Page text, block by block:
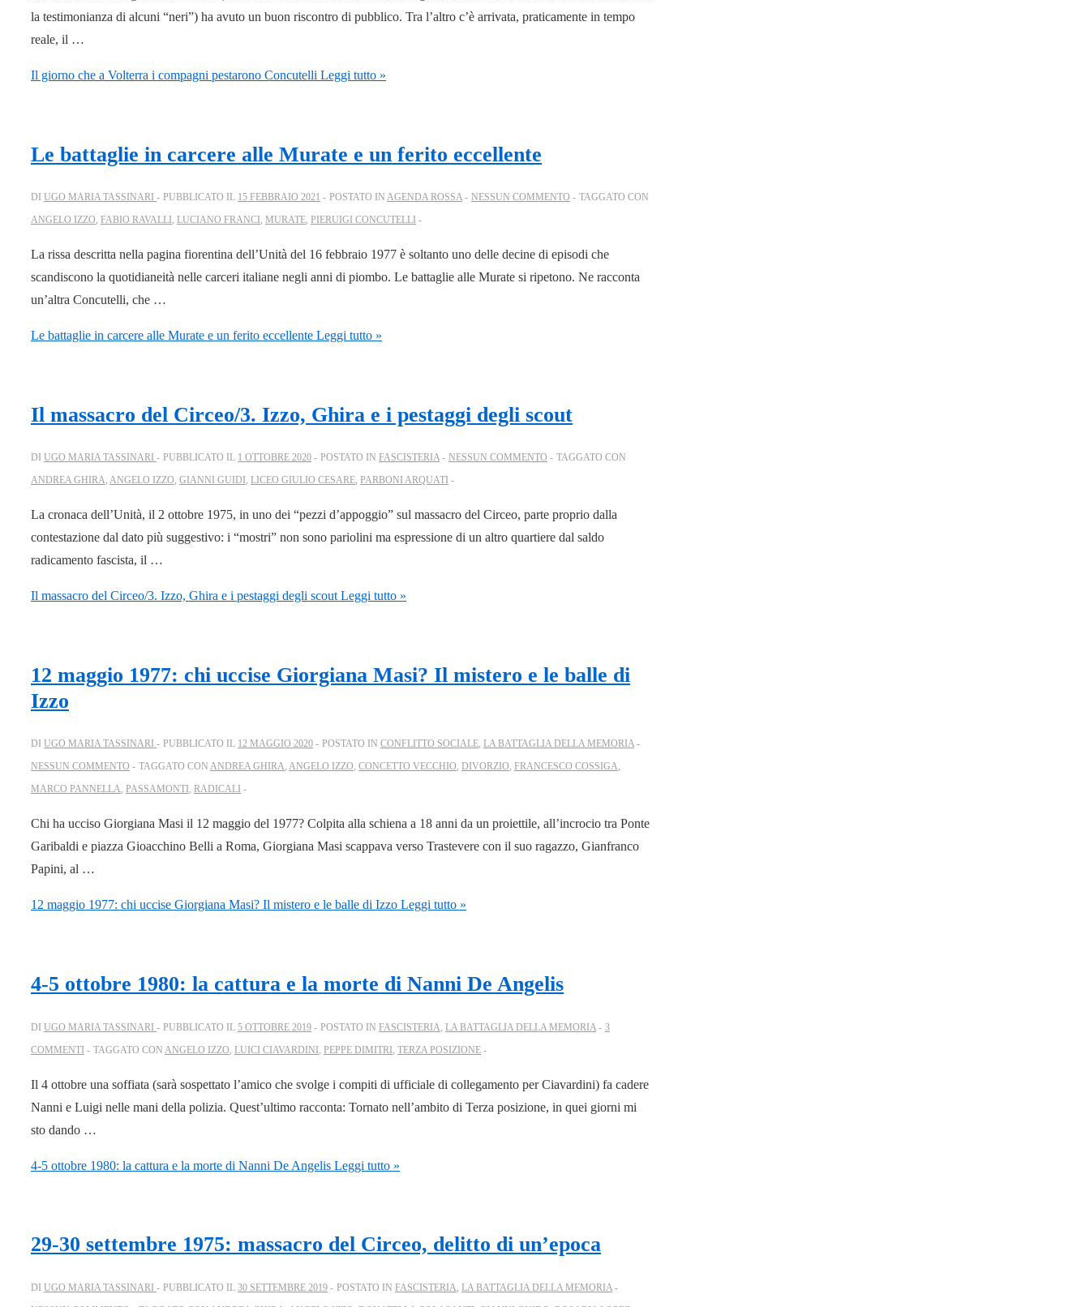
la testimonianza di alcuni “neri”) ha avuto un buon riscontro di pubblico. Tra l’altro c’è arrivata, praticamente in tempo
reale, il …
Il giorno che a Volterra i compagni pestarono Concutelli Leggi tutto »
Le battaglie in carcere alle Murate e un ferito eccellente
DI UGO MARIA TASSINARI PUBBLICATO IL 15 FEBBRAIO 2021 POSTATO IN AGENDA ROSSA NESSUN COMMENTO
TAGGATO CON
ANGELO IZZO, FABIO RAVALLI , LUCIANO FRANCI , MURATE, PIERUIGI CONCUTELLI
La rissa descritta nella pagina fiorentina dell’Unità del 16 febbraio 1977 è soltanto uno delle decine di episodi che
scandiscono la quotidianeità nelle carceri italiane negli anni di piombo. Le battaglie alle Murate si ripetono. Ne racconta
un’altra Concutelli, che …
Le battaglie in carcere alle Murate e un ferito eccellente Leggi tutto »
Il massacro del Circeo/3. Izzo, Ghira e i pestaggi degli scout
DI UGO MARIA TASSINARI PUBBLICATO IL 1 OTTOBRE 2020 POSTATO IN FASCISTERIA NESSUN COMMENTO
TAGGATO CON
ANDREA GHIRA, ANGELO IZZO, GIANNI GUIDI , LICEO GIULIO CESARE, PARBONI ARQUATI
La cronaca dell’Unità, il 2 ottobre 1975, in uno dei “pezzi d’appoggio” sul massacro del Circeo, parte proprio dalla
contestazione dal dato più suggestivo: i “mostri” non sono pariolini ma espressione di un altro quartiere dal saldo
radicamento fascista, il …
Il massacro del Circeo/3. Izzo, Ghira e i pestaggi degli scout Leggi tutto »
12 maggio 1977: chi uccise Giorgiana Masi? Il mistero e le balle di
Izzo
DI UGO MARIA TASSINARI PUBBLICATO IL 12 MAGGIO 2020 POSTATO IN CONFLITTO SOCIALE, LA BATTAGLIA DELLA MEMORIA
NESSUN COMMENTO
TAGGATO CON ANDREA GHIRA, ANGELO IZZO, CONCETTO VECCHIO, DIVORZIO, FRANCESCO COSSIGA,
MARCO PANNELLA, PASSAMONTI , RADICALI
Chi ha ucciso Giorgiana Masi il 12 maggio del 1977? Colpita alla schiena a 18 anni da un proiettile, all’incrocio tra Ponte
Garibaldi e piazza Gioacchino Belli a Roma, Giorgiana Masi scappava verso Trastevere con il suo ragazzo, Gianfranco
Papini, al …
12 maggio 1977: chi uccise Giorgiana Masi? Il mistero e le balle di Izzo Leggi tutto »
4-5 ottobre 1980: la cattura e la morte di Nanni De Angelis
DI UGO MARIA TASSINARI PUBBLICATO IL 5 OTTOBRE 2019 POSTATO IN FASCISTERIA LA BATTAGLIA DELLA MEMORIA
3
COMMENTI
TAGGATO CON ANGELO IZZO LUICI CIAVARDINI PEPPE DIMITRI TERZA POSIZIONE
Il 4 ottobre una soffiata (sarà sospettato l’amico che svolge i compiti di ufficiale di collegamento per Ciavardini) fa cadere
Nanni e Luigi nelle mani della polizia. Quest’ultimo racconta: Tornato nell’ambito di Terza posizione, in quei giorni mi
sto dando …
4-5 ottobre 1980: la cattura e la morte di Nanni De Angelis Leggi tutto »
29-30 settembre 1975: massacro del Circeo, delitto di un’epoca
DI UGO MARIA TASSINARI PUBBLICATO IL 30 SETTEMBRE 2019 POSTATO IN FASCISTERIA LA BATTAGLIA DELLA MEMORIA